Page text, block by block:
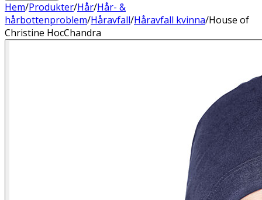
Hem/Produkter/Hår/Hår- &
hårbottenproblem/Håravfall/Håravfall kvinna/House of
Christine HocChandra